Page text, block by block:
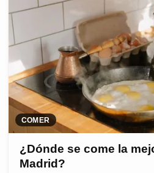
COMER
¿Dónde se come la
Madrid?